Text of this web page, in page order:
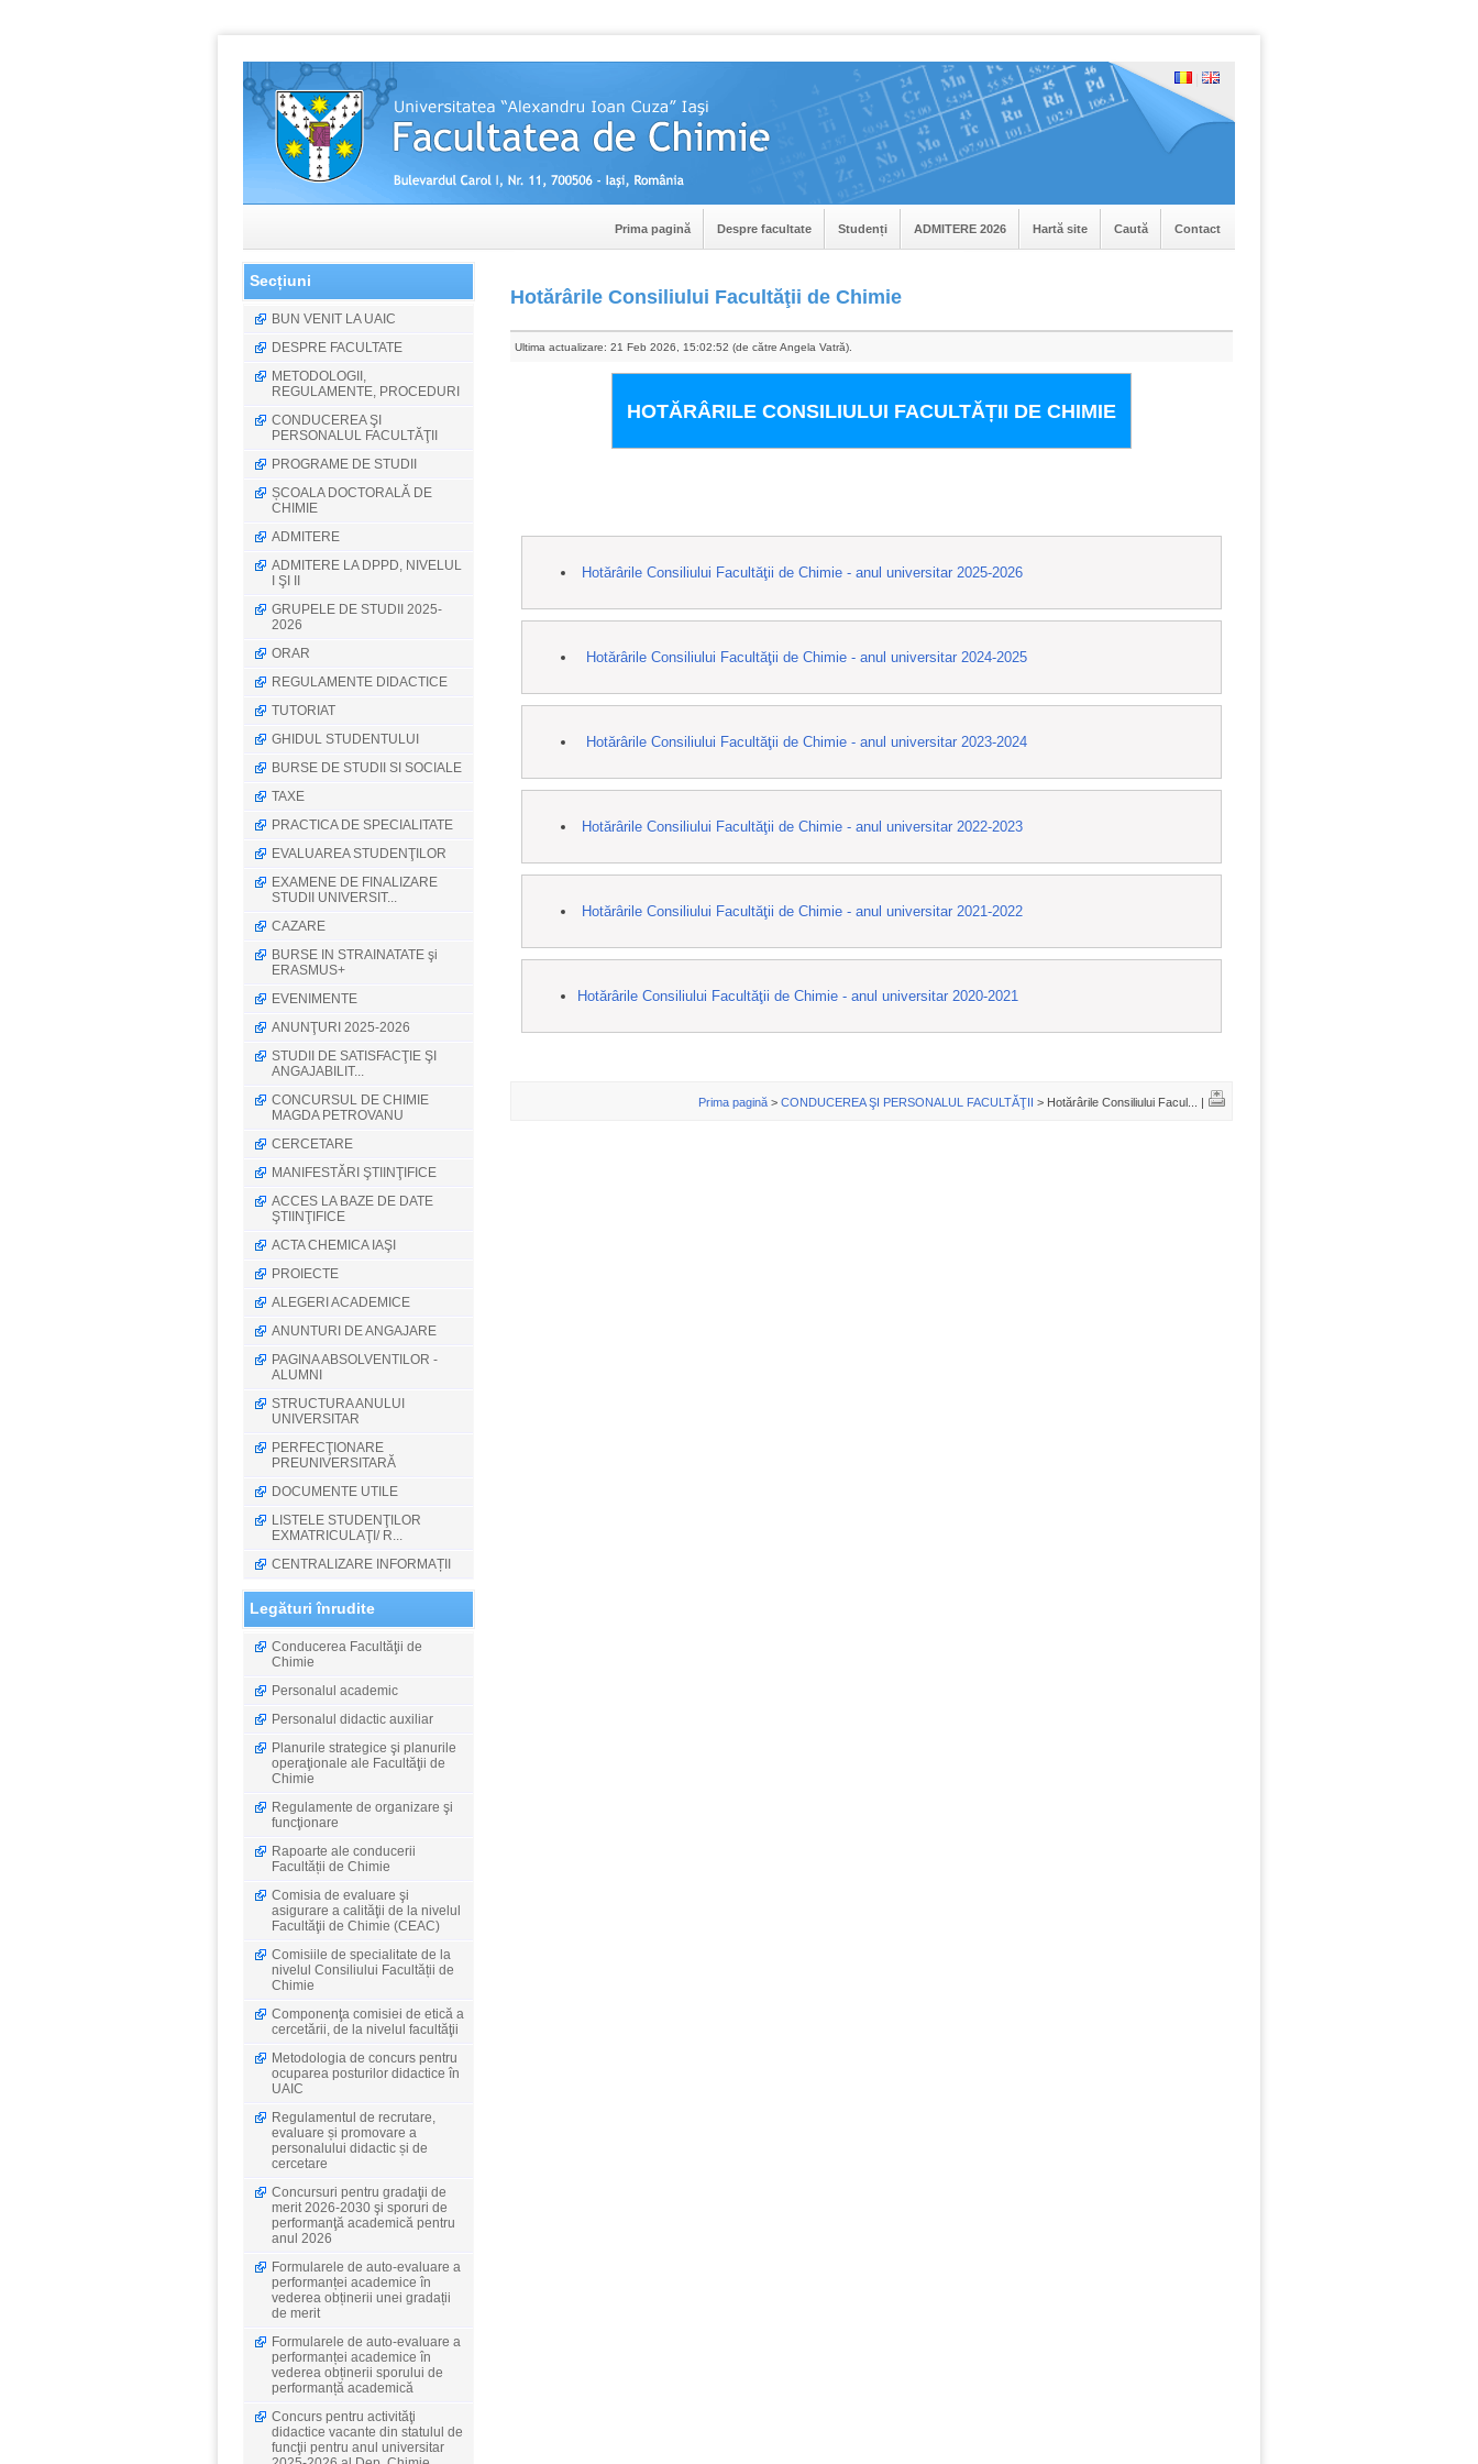
Prima pagină Despre facultate Studenți ADMITERE 2026 Hartă site Caută Contact
Secțiuni
BUN VENIT LA UAIC
DESPRE FACULTATE
METODOLOGII,
REGULAMENTE, PROCEDURI
CONDUCEREA ŞI
PERSONALUL FACULTĂŢII
PROGRAME DE STUDII
ȘCOALA DOCTORALĂ DE
CHIMIE
ADMITERE
ADMITERE LA DPPD, NIVELUL
I ŞI II
GRUPELE DE STUDII 2025-
2026
ORAR
REGULAMENTE DIDACTICE
TUTORIAT
GHIDUL STUDENTULUI
BURSE DE STUDII SI SOCIALE
TAXE
PRACTICA DE SPECIALITATE
EVALUAREA STUDENŢILOR
EXAMENE DE FINALIZARE
STUDII UNIVERSIT...
CAZARE
BURSE IN STRAINATATE şi
ERASMUS+
EVENIMENTE
ANUNŢURI 2025-2026
STUDII DE SATISFACŢIE ŞI
ANGAJABILIT...
CONCURSUL DE CHIMIE
MAGDA PETROVANU
CERCETARE
MANIFESTĂRI ŞTIINŢIFICE
ACCES LA BAZE DE DATE
ŞTIINŢIFICE
ACTA CHEMICA IAŞI
PROIECTE
ALEGERI ACADEMICE
ANUNTURI DE ANGAJARE
PAGINA ABSOLVENTILOR -
ALUMNI
STRUCTURA ANULUI
UNIVERSITAR
PERFECŢIONARE
PREUNIVERSITARĂ
DOCUMENTE UTILE
LISTELE STUDENŢILOR
EXMATRICULAŢI/ R...
CENTRALIZARE INFORMAȚII
Legături înrudite
Conducerea Facultăţii de
Chimie
Personalul academic
Personalul didactic auxiliar
Planurile strategice şi planurile
operaţionale ale Facultăţii de
Chimie
Regulamente de organizare şi
funcţionare
Rapoarte ale conducerii
Facultății de Chimie
Comisia de evaluare şi
asigurare a calităţii de la nivelul
Facultăţii de Chimie (CEAC)
Comisiile de specialitate de la
nivelul Consiliului Facultății de
Chimie
Componenţa comisiei de etică a
cercetării, de la nivelul facultăţii
Metodologia de concurs pentru
ocuparea posturilor didactice în
UAIC
Regulamentul de recrutare,
evaluare și promovare a
personalului didactic și de
cercetare
Concursuri pentru gradaţii de
merit 2026-2030 şi sporuri de
performanţă academică pentru
anul 2026
Formularele de auto-evaluare a
performanței academice în
vederea obținerii unei gradații
de merit
Formularele de auto-evaluare a
performanței academice în
vederea obținerii sporului de
performanță academică
Concurs pentru activităţi
didactice vacante din statulul de
funcţii pentru anul universitar
Hotărârile Consiliului Facultăţii de Chimie
Ultima actualizare: 21 Feb 2026, 15:02:52 (de către Angela Vatră).
HOTĂRÂRILE CONSILIULUI FACULTĂȚII DE CHIMIE
Hotărârile Consiliului Facultăţii de Chimie - anul universitar 2025-2026
Hotărârile Consiliului Facultăţii de Chimie - anul universitar 2024-2025
Hotărârile Consiliului Facultăţii de Chimie - anul universitar 2023-2024
Hotărârile Consiliului Facultăţii de Chimie - anul universitar 2022-2023
Hotărârile Consiliului Facultăţii de Chimie - anul universitar 2021-2022
Hotărârile Consiliului Facultăţii de Chimie - anul universitar 2020-2021
Prima pagină > CONDUCEREA ŞI PERSONALUL FACULTĂŢII > Hotărârile Consiliului Facul... |